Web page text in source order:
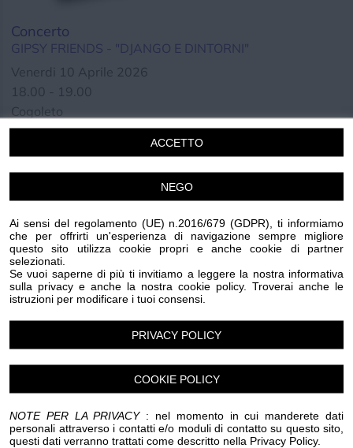
ACCETTO
NEGO
Ai sensi del regolamento (UE) n.2016/679 (GDPR), ti informiamo
che per offrirti un'esperienza di navigazione sempre migliore
questo sito utilizza cookie propri e anche cookie di partner
selezionati.
Se vuoi saperne di più ti invitiamo a leggere la nostra informativa
sulla privacy e anche la nostra cookie policy. Troverai anche le
istruzioni per modificare i tuoi consensi.
PRIVACY POLICY
COOKIE POLICY
NOTE PER LA PRIVACY: nel momento in cui manderete dati
personali attraverso i contatti e/o moduli di contatto su questo sito,
questi dati verranno trattati come descritto nella Privacy Policy.
Concerto
GIPSY FRIENDS - "DJANGO E DINTORNI"
Venerdi 10 Aprile 2026
18.00 - 19.00
Cogoleto
Musica
Luogo dell'evento su Google Maps
Condividi:
L’Associazione Pratozanino 2.0, con il patrocinio del
Comune di Cogoleto, presenta il secondo appuntamento
Venerdì 10 aprile 2026 alle ore 18:00, presso
l’Auditorium Berellini di Cogoleto, il gruppo musicale